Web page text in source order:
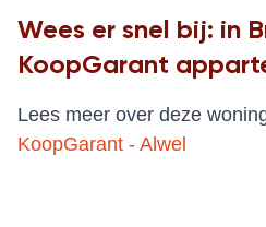
Wees er snel bij: in
KoopGarant
Lees meer over deze
KoopGarant - Alwel